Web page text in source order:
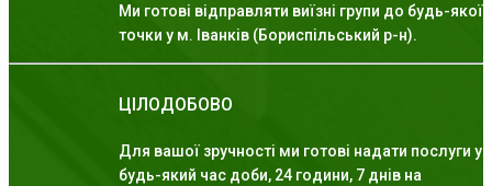
Ми готові відправляти виїзні групи до будь-якої
точки у м. Іванків (Бориспільський р-н).
ЦІЛОДОБОВО
Для вашої зручності ми готові надати послуги у
будь-який час доби, 24 години, 7 днів на